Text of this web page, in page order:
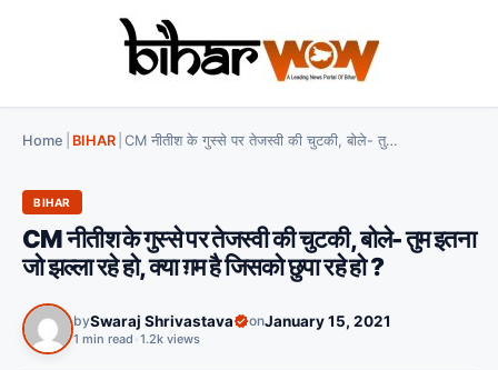
Home BIHAR CM नीतीश के गुस्से पर तेजस्वी की चुटकी, बोले- तुम इतना जो झल्ला रहे हो, क्या ग़म है जिसको छुपा रहे हो ?
BIHAR
CM नीतीश के गुस्से पर तेजस्वी की चुटकी, बोले- तुम इतना
जो झल्ला रहे हो, क्या ग़म है जिसको छुपा रहे हो ?
bySwaraj Shrivastava onJanuary 15, 2021
1 min read 1.2k views